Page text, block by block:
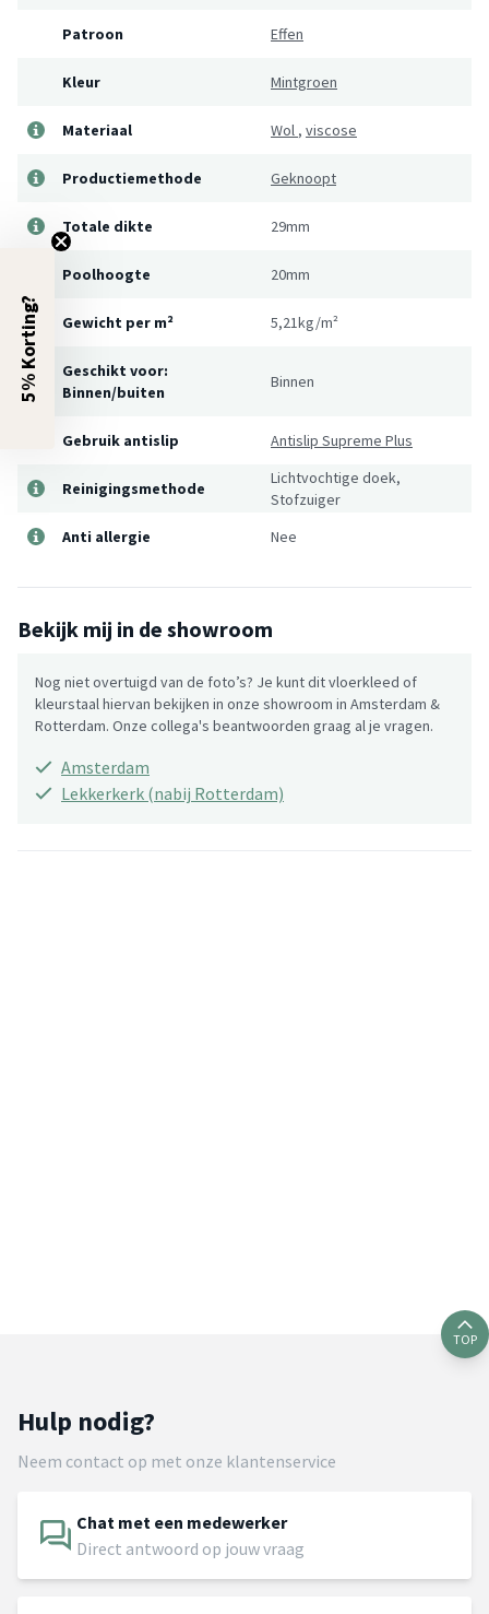
Patroon Effen
Kleur Mintgroen
Materiaal Wol , viscose
Productiemethode Geknoopt
Totale dikte 29mm
Poolhoogte 20mm
Gewicht per m² 5,21kg/m²
Geschikt voor:
Binnen/buiten
Binnen
Gebruik antislip Antislip Supreme Plus
Reinigingsmethode
Lichtvochtige doek,
Stofzuiger
Anti allergie
Nee
Bekijk mij in de showroom
Nog niet overtuigd van de foto’s? Je kunt dit vloerkleed of
kleurstaal hiervan bekijken in onze showroom in Amsterdam &
Rotterdam. Onze collega's beantwoorden graag al je vragen.
Amsterdam
Lekkerkerk (nabij Rotterdam)
TOP
Hulp nodig?
Neem contact op met onze klantenservice
Chat met een medewerker
Direct antwoord op jouw vraag
5% Korting?